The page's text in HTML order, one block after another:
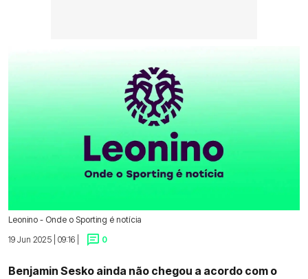
Leonino - Onde o Sporting é notícia
19 Jun 2025 | 09:16 |
0
Benjamin Sesko ainda não chegou a acordo com o